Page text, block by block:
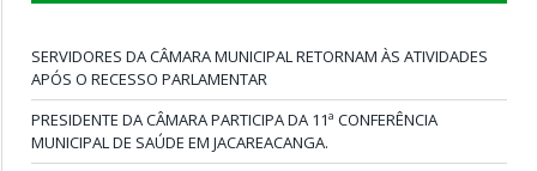
SERVIDORES DA CÂMARA MUNICIPAL RETORNAM ÀS ATIVIDADES
APÓS O RECESSO PARLAMENTAR
PRESIDENTE DA CÂMARA PARTICIPA DA 11ª CONFERÊNCIA
MUNICIPAL DE SAÚDE EM JACAREACANGA.